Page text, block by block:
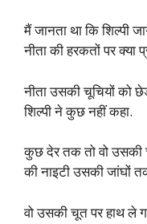
मैं जानता था कि शिल्पी
नीता की हरकतों पर क्या
नीता उसकी चूचियों को
शिल्पी ने कुछ नहीं कहा.
कुछ देर तक तो वो उसकी
की नाइटी उसकी जांघों
वो उसकी चूत पर हाथ ले